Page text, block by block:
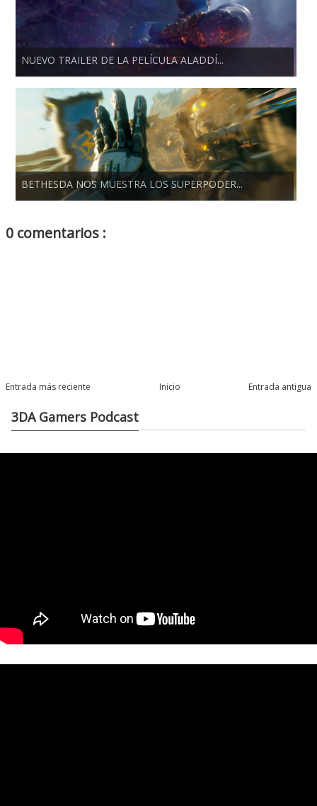
NUEVO TRAILER DE LA PELÍCULA ALADDÍ...
BETHESDA NOS MUESTRA LOS SUPERPODER...
0 comentarios :
Entrada más reciente Entrada antigua
Inicio
3DA Gamers Podcast